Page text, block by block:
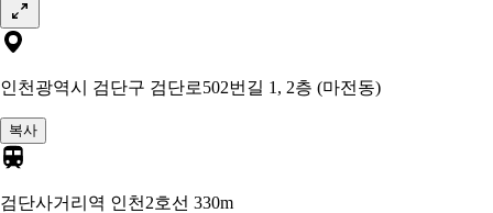
인천광역시 검단구 검단로502번길 1, 2층 (마전동)
복사
검단사거리역 인천2호선 330m